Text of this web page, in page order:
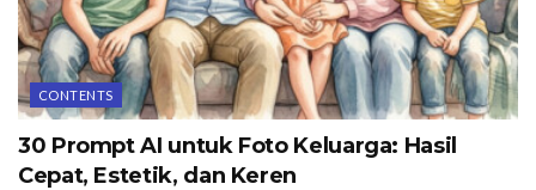
CONTENTS
30 Prompt AI untuk Foto Keluarga: Hasil
Cepat, Estetik, dan Keren